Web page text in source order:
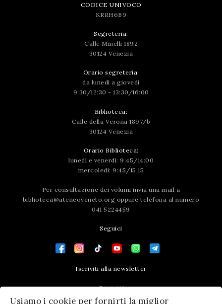
Usiamo i cookie per fornirti la miglior
CODICE UNIVOCO
KRRH6B9
Segreteria:
Calle Minelli 1892
30124 Venezia
Orario segreteria:
da lunedì a giovedì
9:30/12:30 - 13:30/16:00
Biblioteca:
Calle della Verona 1897/b
30124 Venezia
Orario Biblioteca:
lunedì e venerdì: 9:45/14:00
mercoledì: 9:45/15:15
Per consultazione dei volumi invia una mail a
biblioteca@ateneoveneto.org oppure telefona al numero
041 5224459
Seguici
Iscriviti alla newsletter
Contatti